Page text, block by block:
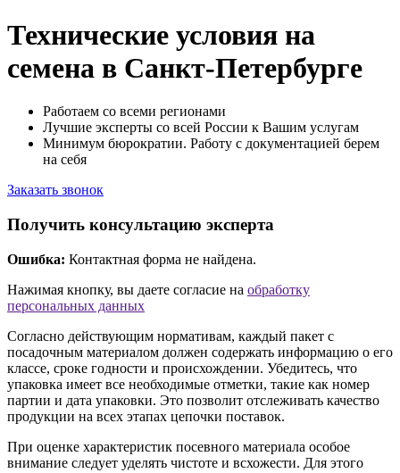
Технические условия на
семена в Санкт-Петербурге
Работаем со всеми регионами
Лучшие эксперты со всей России к Вашим услугам
Минимум бюрократии. Работу с документацией берем
на себя
Заказать звонок
Получить консультацию эксперта
Ошибка: Контактная форма не найдена.
Нажимая кнопку, вы даете согласие на обработку
персональных данных
Согласно действующим нормативам, каждый пакет с
посадочным материалом должен содержать информацию о его
классе, сроке годности и происхождении. Убедитесь, что
упаковка имеет все необходимые отметки, такие как номер
партии и дата упаковки. Это позволит отслеживать качество
продукции на всех этапах цепочки поставок.
При оценке характеристик посевного материала особое
внимание следует уделять чистоте и всхожести. Для этого